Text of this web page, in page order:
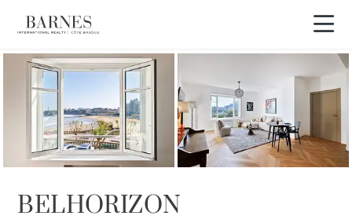
BELHORIZON